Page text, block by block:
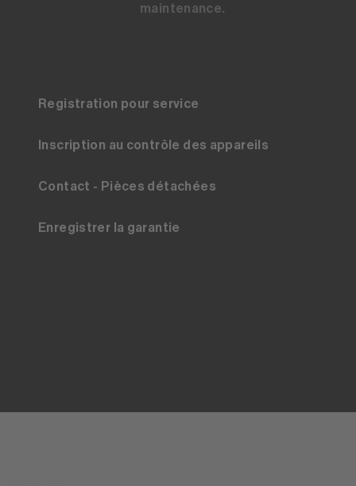
maintenance.
Registration pour service
Inscription au contrôle des appareils
Contact - Pièces détachées
Enregistrer la garantie